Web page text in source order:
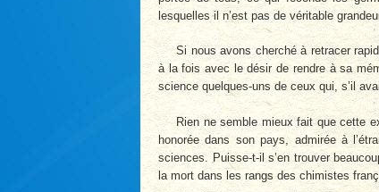
lesquelles il n’est pas de véritable
Si nous avons cherché à retracer
à la fois avec le désir de rendre à sa
science quelques-uns de ceux qui, s’il
Rien ne semble mieux fait que cette
honorée dans son pays, admirée à
sciences. Puisse-t-il s’en trouver
la mort dans les rangs des chimistes